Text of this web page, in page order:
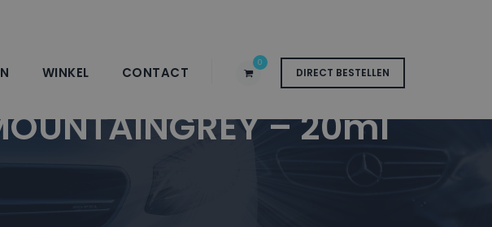
DIRECT BESTELLEN
0
WINKEL CONTACT
– 20ml